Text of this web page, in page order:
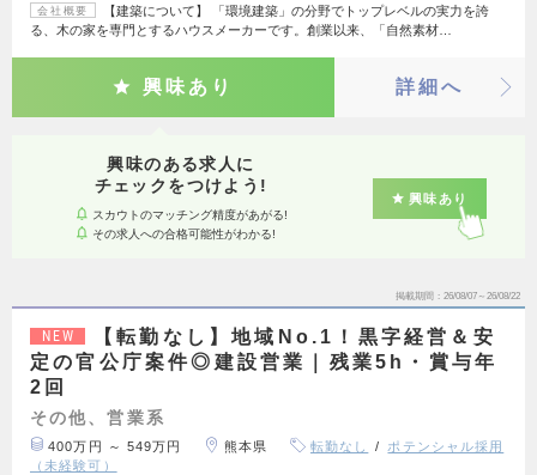
会社概要
【建築について】 「環境建築」の分野でトップレベルの実力を誇
る、木の家を専門とするハウスメーカーです。創業以来、「自然素材…
興味あり 詳細へ
興味のある求人に
チェックをつけよう!
スカウトのマッチング精度があがる!
その求人への合格可能性がわかる!
興味あり
掲載期間 26/08/07～26/08/22
NEW
【転勤なし】地域No.1！黒字経営＆安
定の官公庁案件◎建設営業｜残業5h・賞与年
2回
その他、営業系
400万円 ～ 549万円 熊本県 転勤なし
ポテンシャル採用
（未経験可）